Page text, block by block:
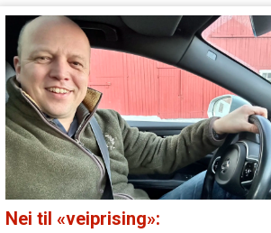
Nei til «veiprising»: